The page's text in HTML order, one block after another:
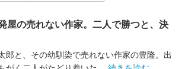
屋の売れない作家。二人で勝つと、決
郎と、その幼馴染で売れない作家の豊隆。出